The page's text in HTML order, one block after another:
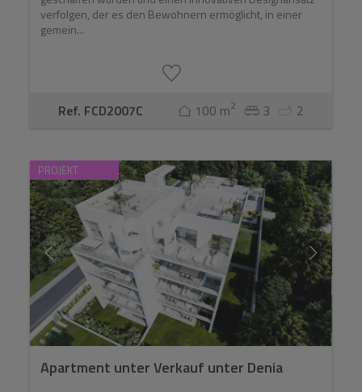
verfolgen, der es den Bewohnern ermöglicht, in einer
gemein...
Ref. FCD2007C 100 m2 3 2
PROJEKT
Apartment unter Verkauf unter Denia